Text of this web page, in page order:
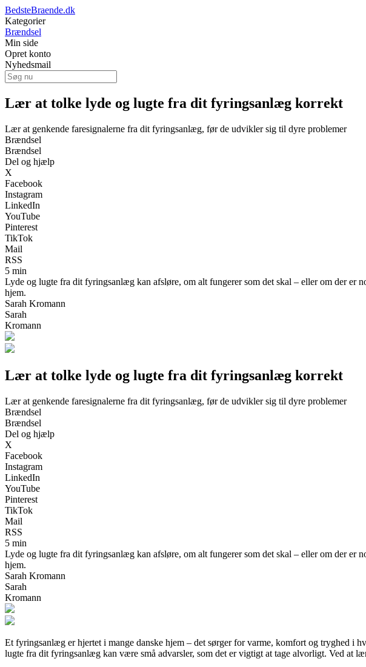
BedsteBraende.dk
Kategorier
Brændsel
Min side
Opret konto
Nyhedsmail
Lær at tolke lyde og lugte fra dit fyringsanlæg korrekt
Lær at genkende faresignalerne fra dit fyringsanlæg, før de udvikler sig til dyre problemer
Brændsel
Brændsel
Del og hjælp
X
Facebook
Instagram
LinkedIn
YouTube
Pinterest
TikTok
Mail
RSS
5 min
Lyde og lugte fra dit fyringsanlæg kan afsløre, om alt fungerer som det skal – eller om der er
hjem.
Sarah Kromann
Sarah
Kromann
Lær at tolke lyde og lugte fra dit fyringsanlæg korrekt
Lær at genkende faresignalerne fra dit fyringsanlæg, før de udvikler sig til dyre problemer
Brændsel
Brændsel
Del og hjælp
X
Facebook
Instagram
LinkedIn
YouTube
Pinterest
TikTok
Mail
RSS
5 min
Lyde og lugte fra dit fyringsanlæg kan afsløre, om alt fungerer som det skal – eller om der er
hjem.
Sarah Kromann
Sarah
Kromann
Et fyringsanlæg er hjertet i mange danske hjem – det sørger for varme, komfort og tryghed i
lugte fra dit fyringsanlæg kan være små advarsler, som det er vigtigt at tage alvorligt. Ved at